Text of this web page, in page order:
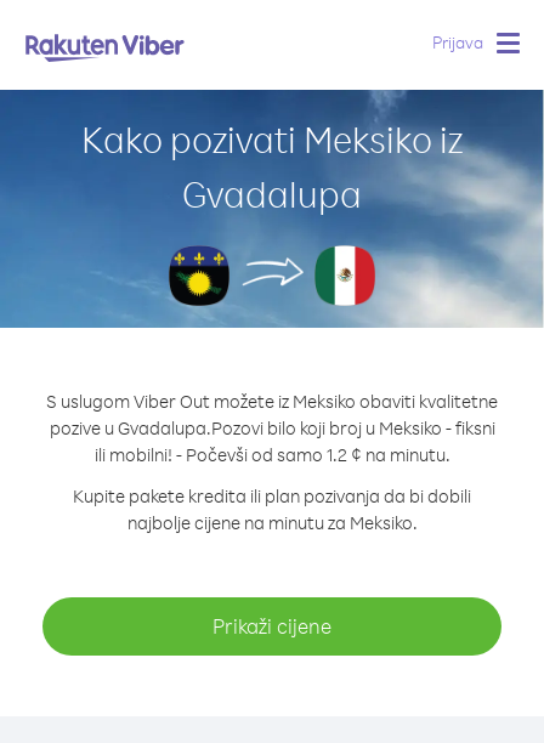
Prijava
Kako pozivati Meksiko iz
Gvadalupa
S uslugom Viber Out možete iz Meksiko obaviti kvalitetne
pozive u Gvadalupa.Pozovi bilo koji broj u Meksiko - fiksni
ili mobilni! - Počevši od samo 1.2 ¢ na minutu.
Kupite pakete kredita ili plan pozivanja da bi dobili
najbolje cijene na minutu za Meksiko.
Prikaži cijene